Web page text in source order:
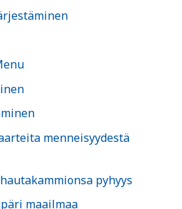
menneisyydestä
pyhyys
maailmaa